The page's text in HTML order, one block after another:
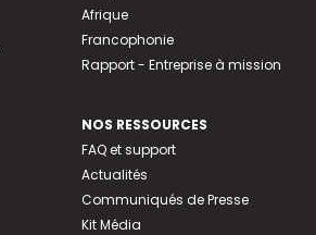
Afrique
Francophonie
Rapport - Entreprise à mission
NOS RESSOURCES
FAQ et support
Actualités
Communiqués de Presse
Kit Média